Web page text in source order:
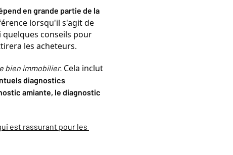
en grande partie de la
lorsqu'il s'agit de
conseils pour
les acheteurs.
bien immobilier.
diagnostics
amiante, le diagnostic
est rassurant pour les